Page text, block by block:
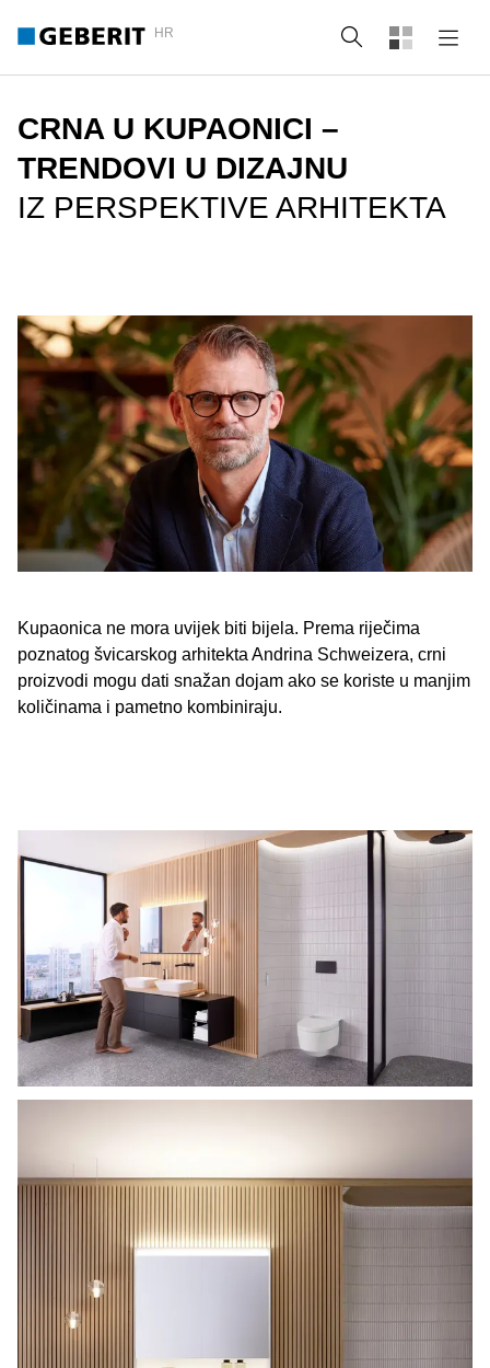
HR Pretraži
CRNA U KUPAONICI –
TRENDOVI U DIZAJNU
IZ PERSPEKTIVE ARHITEKTA
Kupaonica ne mora uvijek biti bijela. Prema riječima
poznatog švicarskog arhitekta Andrina Schweizera, crni
proizvodi mogu dati snažan dojam ako se koriste u manjim
količinama i pametno kombiniraju.